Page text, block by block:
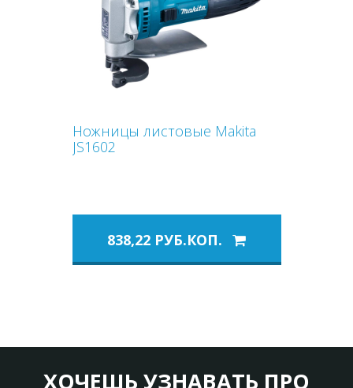
Ножницы листовые Makita
JS1602
838,22 РУБ.КОП.
ХОЧЕШЬ УЗНАВАТЬ ПРО